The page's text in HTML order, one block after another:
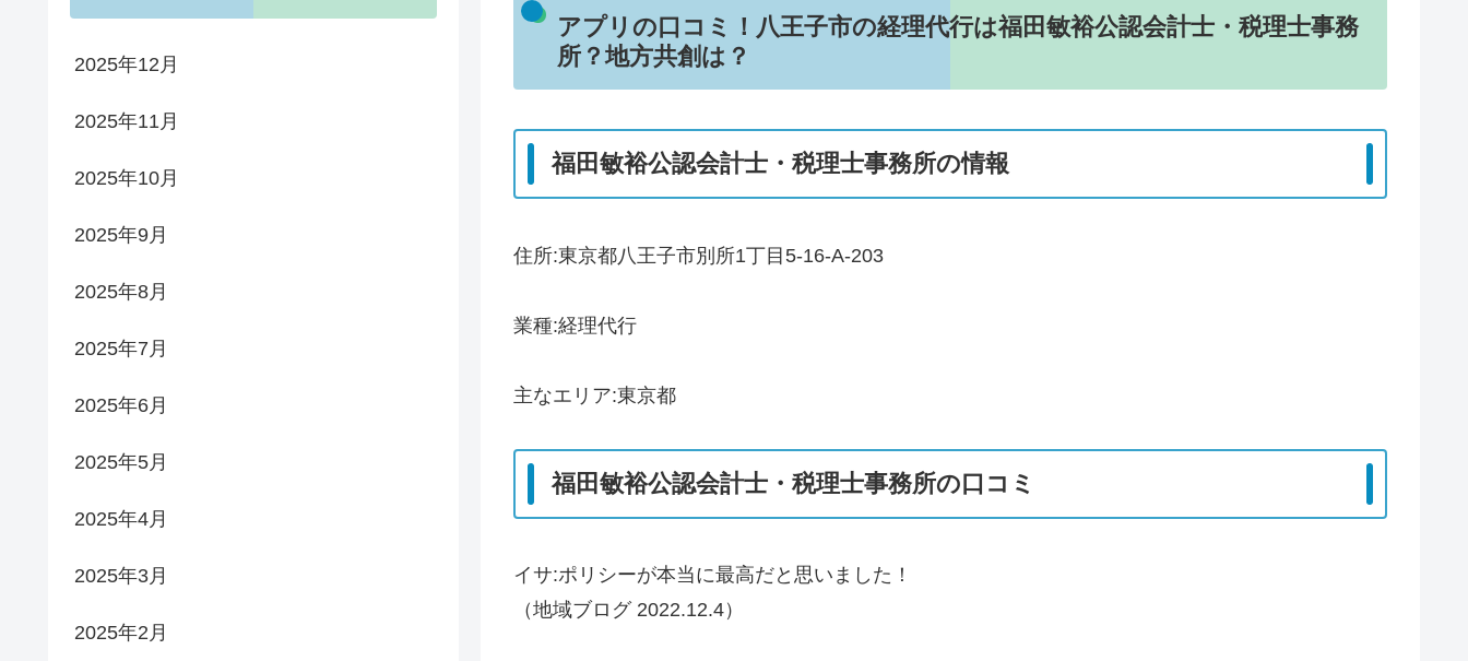
アプリの口コミ！八王子市の経理代行は福田敏裕公認会計士・税理士事務
所？地方共創は？
福田敏裕公認会計士・税理士事務所の情報
住所:東京都八王子市別所1丁目5-16-A-203
業種:経理代行
主なエリア:東京都
福田敏裕公認会計士・税理士事務所の口コミ
イサ:ポリシーが本当に最高だと思いました！
（地域ブログ 2022.12.4）
2025年12月
2025年11月
2025年10月
2025年9月
2025年8月
2025年7月
2025年6月
2025年5月
2025年4月
2025年3月
2025年2月